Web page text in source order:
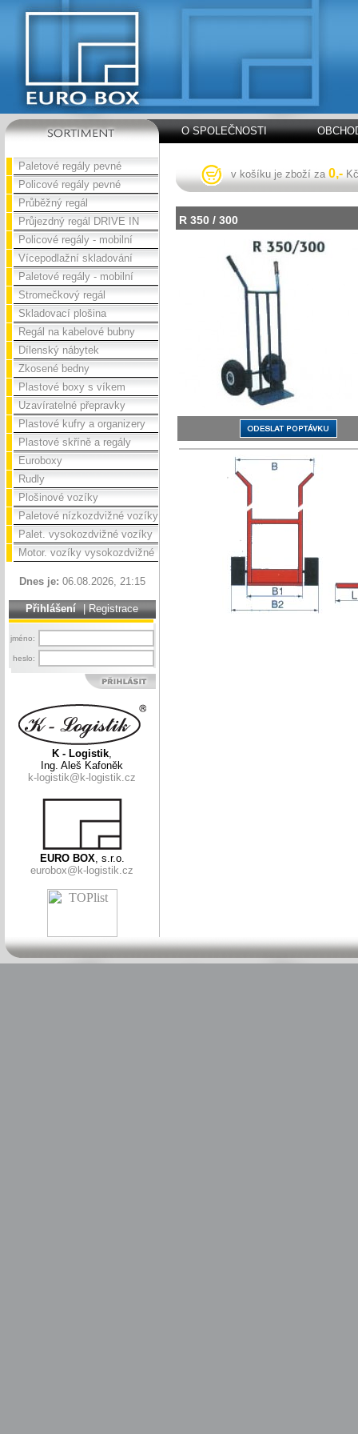
O SPOLEČNOSTI
Paletové regály pevné
Policové regály pevné
Průběžný regál
Průjezdný regál DRIVE IN
Policové regály - mobilní
Vícepodlažní skladování
Paletové regály - mobilní
Stromečkový regál
Skladovací plošina
Regál na kabelové bubny
Dílenský nábytek
Zkosené bedny
Plastové boxy s víkem
Uzavíratelné přepravky
Plastové kufry a organizery
Plastové skříně a regály
Euroboxy
Rudly
Plošinové vozíky
Paletové nízkozdvižné vozíky
Palet. vysokozdvižné vozíky
Motor. vozíky vysokozdvižné
Dnes je: 06.08.2026, 21:15
Přihlášení |Registrace
jméno:
heslo:
K - Logistik,
Ing. Aleš Kafoněk
k-logistik@k-logistik.cz
EURO BOX, s.r.o.
eurobox@k-logistik.cz
v košíku je zboží za 0,- Kč
R 350 / 300